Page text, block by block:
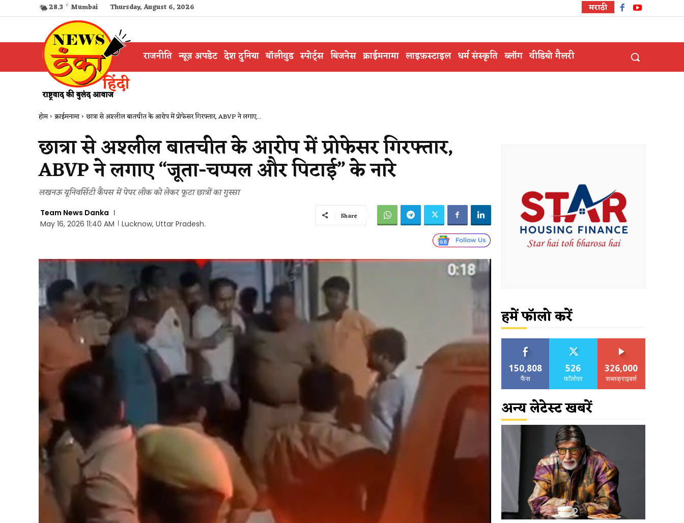
28.3 C Mumbai Thursday, August 6, 2026 मराठी
राजनीति न्यूज़ अपडेट देश दुनिया बॉलीवुड स्पोर्ट्स बिजनेस क्राईमनामा लाइफ़स्टाइल धर्म संस्कृति ब्लॉग वीडियो गैलरी
होम क्राईमनामा छात्रा से अश्लील बातचीत के आरोप में प्रोफेसर गिरफ्तार, ABVP ने लगाए...
छात्रा से अश्लील बातचीत के आरोप में प्रोफेसर गिरफ्तार,
ABVP ने लगाए “जूता-चप्पल और पिटाई” के नारे
लखनऊ यूनिवर्सिटी कैंपस में पेपर लीक को लेकर फूटा छात्रों का गुस्सा
Team News Danka
May 16, 2026 11:40 AM
Lucknow, Uttar Pradesh.
Share
हमें फॉलो करें
150,808
फैंस
526
फॉलोवर
326,000
सब्सक्राइबर्स
अन्य लेटेस्ट खबरें